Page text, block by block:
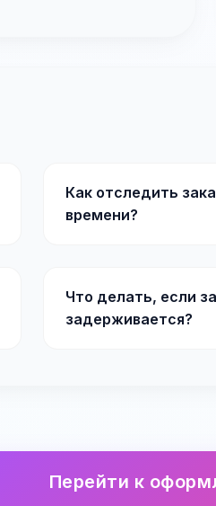
Как отследить
времени?
Что делать, если
задерживается?
Перейти к